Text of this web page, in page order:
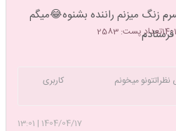
تعداد پست: 2583
میزنم راننده بشنوه😂میگم
بعضی نظراتتونو میخونم کاربری
1404/04/17
|
13:01